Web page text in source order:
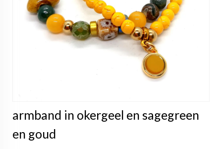
armband in okergeel en sagegreen
en goud